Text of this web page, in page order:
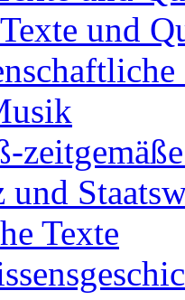
und
und
Texte